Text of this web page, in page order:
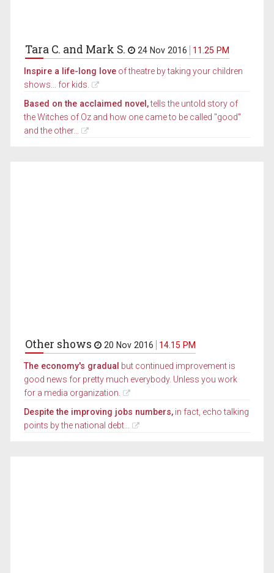
Tara C. and Mark S. 24 Nov 2016 11.25 PM
Inspire a life-long love of theatre by taking your children
shows... for kids.
Based on the acclaimed novel,tells the untold story of
the Witches of Oz and how one came to be called "good"
and the other...
Other shows 20 Nov 2016 14.15 PM
The economy's gradual but continued improvement is
good news for pretty much everybody. Unless you work
for a media organization.
Despite the improving jobs numbers, in fact, echo talking
points by the national debt...